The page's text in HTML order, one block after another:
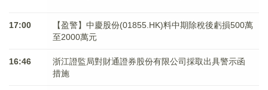
17:00
【盈警】中慶股份(01855.HK)料中期除稅後虧損500萬
至2000萬元
16:46
浙江證監局對財通證券股份有限公司採取出具警示函
措施